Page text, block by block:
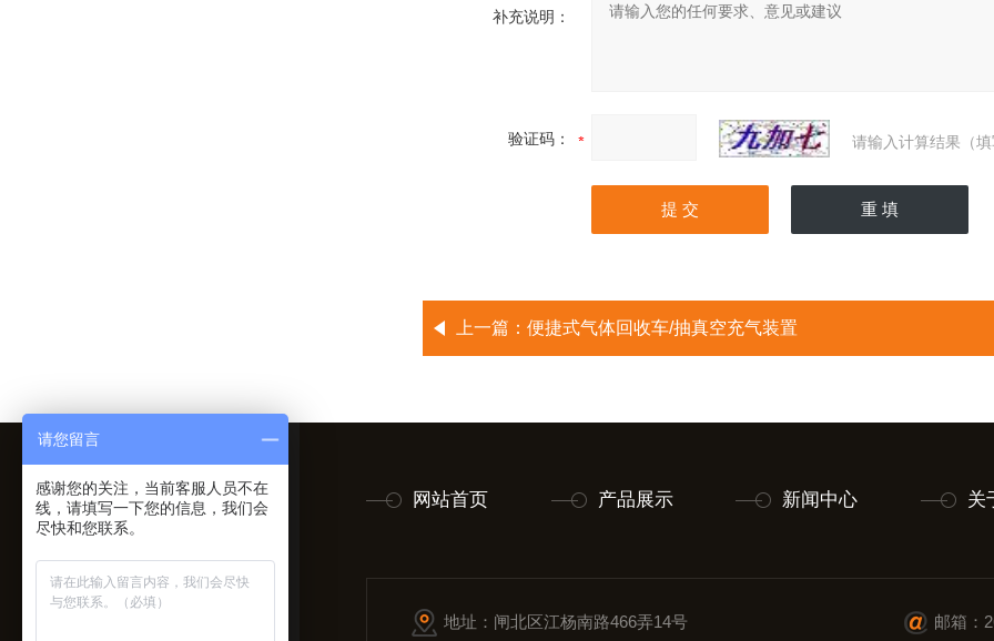
补充说明：
验证码： 请输入计算结果（
上一篇： 便捷式气体回收车/抽真空充气装置
网站首页 产品展示 新闻中心 关
地址：闸北区江杨南路466弄14号 邮箱：
请您留言
感谢您的关注，当前客服人员不在
线，请填写一下您的信息，我们会
尽快和您联系。